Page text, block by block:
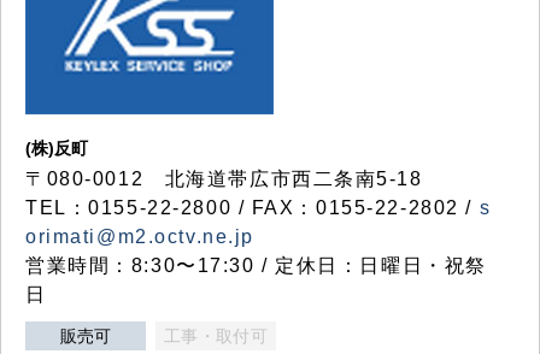
(株)反町
〒080-0012 北海道帯広市西二条南5-18
TEL：0155-22-2800 / FAX：0155-22-2802 / s
orimati@m2.octv.ne.jp
営業時間：8:30〜17:30 / 定休日：日曜日・祝祭
日
販売可 工事・取付可